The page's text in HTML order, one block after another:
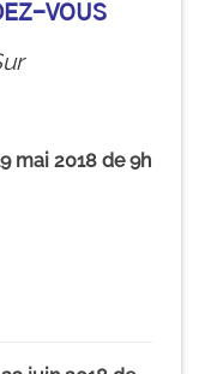
VOUS
mai 2018 de 9h